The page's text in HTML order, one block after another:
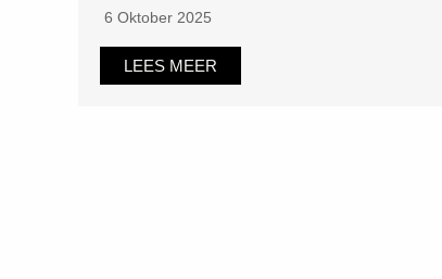
6 Oktober 2025
LEES MEER